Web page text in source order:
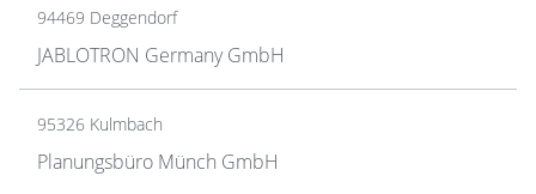
94469 Deggendorf
JABLOTRON Germany GmbH
95326 Kulmbach
Planungsbüro Münch GmbH